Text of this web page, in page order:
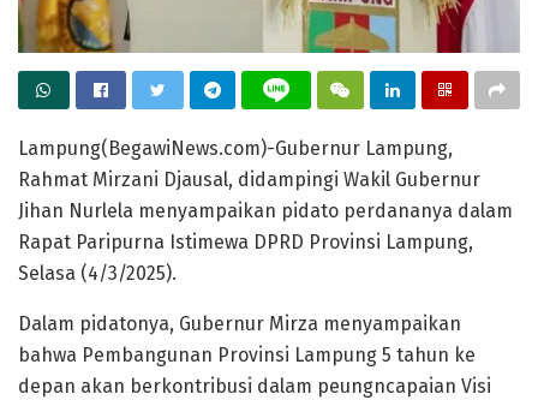
Lampung(BegawiNews.com)-Gubernur Lampung,
Rahmat Mirzani Djausal, didampingi Wakil Gubernur
Jihan Nurlela menyampaikan pidato perdananya dalam
Rapat Paripurna Istimewa DPRD Provinsi Lampung,
Selasa (4/3/2025).
Dalam pidatonya, Gubernur Mirza menyampaikan
bahwa Pembangunan Provinsi Lampung 5 tahun ke
depan akan berkontribusi dalam peungncapaian Visi